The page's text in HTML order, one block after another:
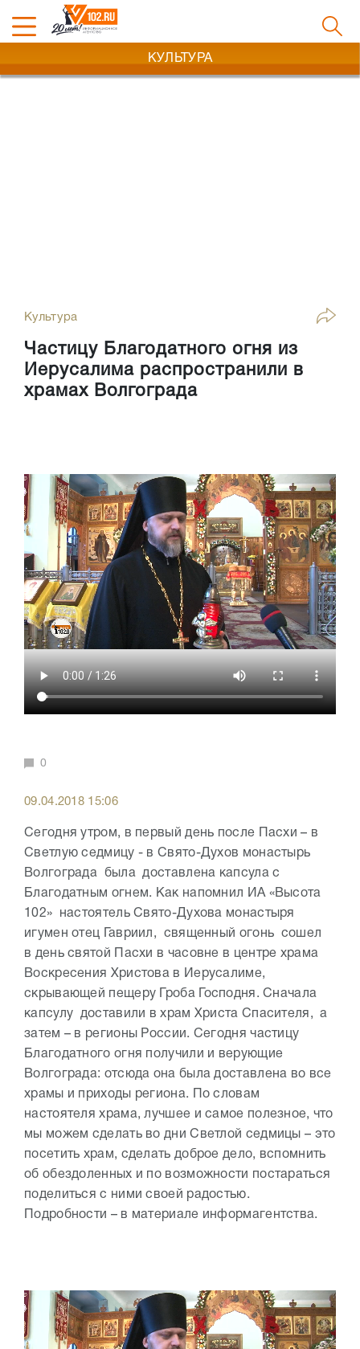
КУЛЬТУРА
Культура
Частицу Благодатного огня из
Иерусалима распространили в
храмах Волгограда
0
09.04.2018 15:06
Сегодня утром, в первый день после Пасхи – в
Светлую седмицу - в Свято-Духов монастырь
Волгограда была доставлена капсула с
Благодатным огнем. Как напомнил ИА «Высота
102» настоятель Свято-Духова монастыря
игумен отец Гавриил, священный огонь сошел
в день святой Пасхи в часовне в центре храма
Воскресения Христова в Иерусалиме,
скрывающей пещеру Гроба Господня. Сначала
капсулу доставили в храм Христа Спасителя, а
затем – в регионы России. Сегодня частицу
Благодатного огня получили и верующие
Волгограда: отсюда она была доставлена во все
храмы и приходы региона. По словам
настоятеля храма, лучшее и самое полезное, что
мы можем сделать во дни Светлой седмицы – это
посетить храм, сделать доброе дело, вспомнить
об обездоленных и по возможности постараться
поделиться с ними своей радостью.
Подробности – в материале информагентства.